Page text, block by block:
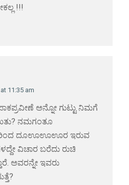
!!!
11:35 am
ಅನ್ನೋ ಗುಟ್ಟು ನಿಮಗೆ
ನಮಗಂತೂ
ದೂಊಊಊರ ಇರುವ
ವಿಚಾರ ಬರೆದು ರುಚಿ
ಅವರನ್ನೇ ಇವರು